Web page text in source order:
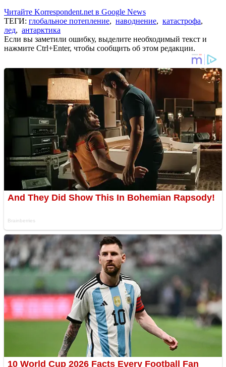
Читайте Korrespondent.net в Google News
ТЕГИ: глобальное потепление, наводнение, катастрофа,
лед, антарктика
Если вы заметили ошибку, выделите необходимый текст и
нажмите Ctrl+Enter, чтобы сообщить об этом редакции.